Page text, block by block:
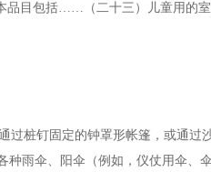
品目包括……（二十三）儿童用
桩钉固定的钟罩形帐篷，或通过
种雨伞、阳伞（例如，仪仗用伞